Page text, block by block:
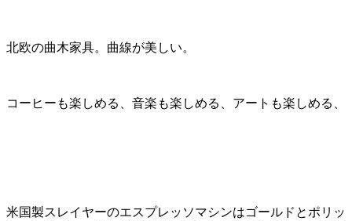
北欧の曲木家具。曲線が美しい。
コーヒーも楽しめる、音楽も楽しめる、アートも楽しめる、
米国製スレイヤーのエスプレッソマシンはゴールドとポリッ